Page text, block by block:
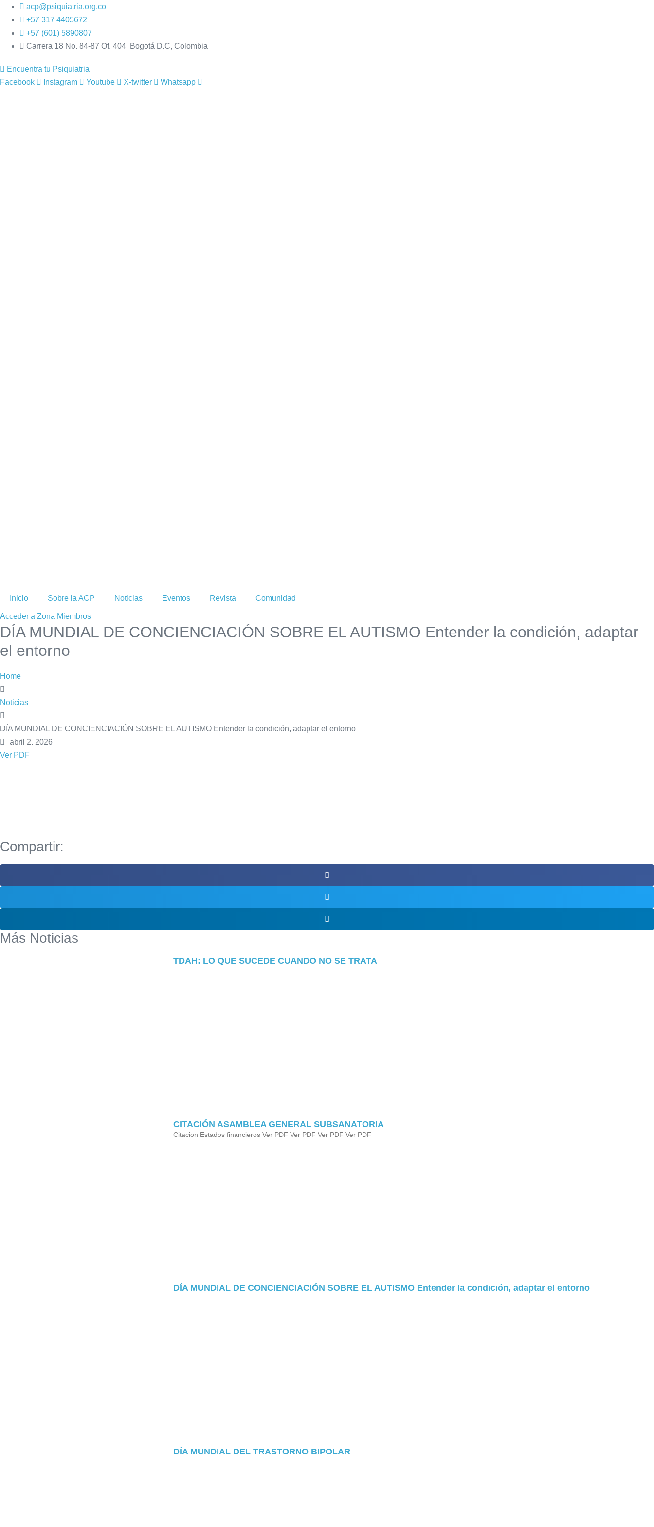
Saltar
contenido
acp@psiquiatria.org.co
+57 317 4405672
+57 (601) 5890807
Carrera 18 No. 84-87 Of. 404. Bogotá D.C, Colombia
Encuentra tu Psiquiatria
Facebook
Instagram Youtube X-twitter Whatsapp
Inicio Sobre la ACP Noticias Eventos Revista Comunidad
Acceder a Zona Miembros
DÍA MUNDIAL DE CONCIENCIACIÓN SOBRE EL AUTISMO Entender la condición, adaptar
el entorno
Home
Noticias
DÍA MUNDIAL DE CONCIENCIACIÓN SOBRE EL AUTISMO Entender la condición, adaptar el entorno
abril 2, 2026
Ver PDF
Compartir:
Más Noticias
TDAH: LO QUE SUCEDE CUANDO NO SE TRATA
CITACIÓN ASAMBLEA GENERAL SUBSANATORIA
Citacion Estados financieros Ver PDF Ver PDF Ver PDF Ver PDF
DÍA MUNDIAL DE CONCIENCIACIÓN SOBRE EL AUTISMO Entender la condición, adaptar el entorno
DÍA MUNDIAL DEL TRASTORNO BIPOLAR